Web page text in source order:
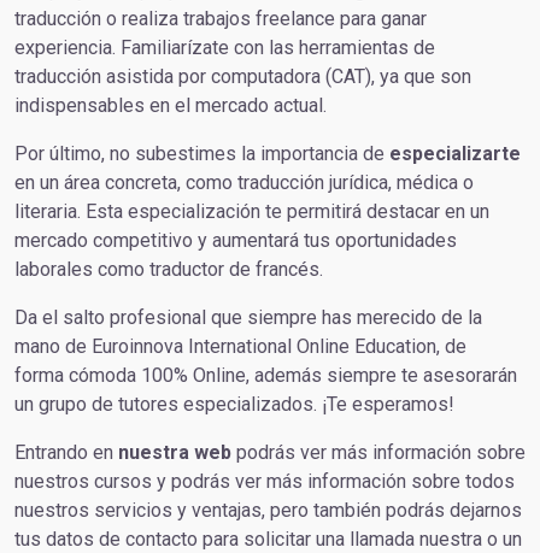
traducción o realiza trabajos freelance para ganar
experiencia. Familiarízate con las herramientas de
traducción asistida por computadora (CAT), ya que son
indispensables en el mercado actual.
Por último, no subestimes la importancia de especializarte
en un área concreta, como traducción jurídica, médica o
literaria. Esta especialización te permitirá destacar en un
mercado competitivo y aumentará tus oportunidades
laborales como traductor de francés.
Da el salto profesional que siempre has merecido de la
mano de Euroinnova International Online Education, de
forma cómoda 100% Online, además siempre te asesorarán
un grupo de tutores especializados. ¡Te esperamos!
Entrando en nuestra web podrás ver más información sobre
nuestros cursos y podrás ver más información sobre todos
nuestros servicios y ventajas, pero también podrás dejarnos
tus datos de contacto para solicitar una llamada nuestra o un